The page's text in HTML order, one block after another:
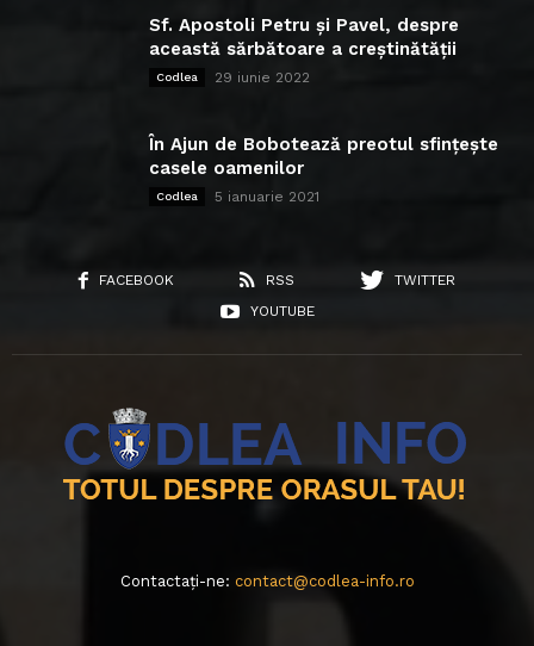
Sf. Apostoli Petru și Pavel, despre
această sărbătoare a creștinătății
Codlea 29 iunie 2022
În Ajun de Bobotează preotul sfințește
casele oamenilor
Codlea 5 ianuarie 2021
FACEBOOK RSS
TWITTER
YOUTUBE
Contactați-ne: contact@codlea-info.ro